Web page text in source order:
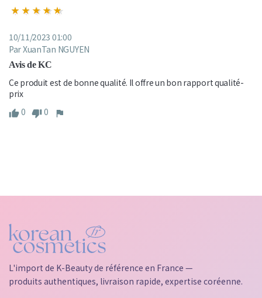
10/11/2023 01:00
Par XuanTan NGUYEN
Avis de KC
Ce produit est de bonne qualité. Il offre un bon rapport qualité-
prix
0
0
L'import de K-Beauty de référence en France —
produits authentiques, livraison rapide, expertise coréenne.